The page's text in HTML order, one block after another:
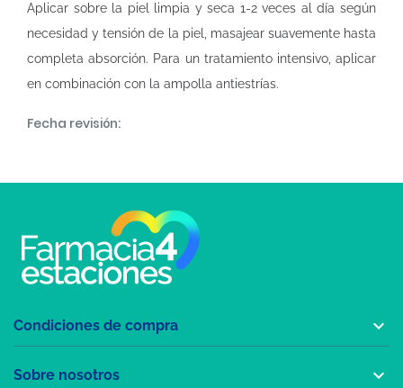
Aplicar sobre la piel limpia y seca 1-2 veces al día según
necesidad y tensión de la piel, masajear suavemente hasta
completa absorción. Para un tratamiento intensivo, aplicar
en combinación con la ampolla antiestrías.
Fecha revisión:
Condiciones de compra 
Sobre nosotros 